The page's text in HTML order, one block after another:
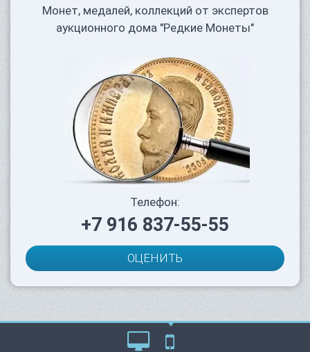
Монет, медалей, коллекций от экспертов
аукционного дома "Редкие Монеты"
Телефон:
+7 916 837-55-55
ОЦЕНИТЬ